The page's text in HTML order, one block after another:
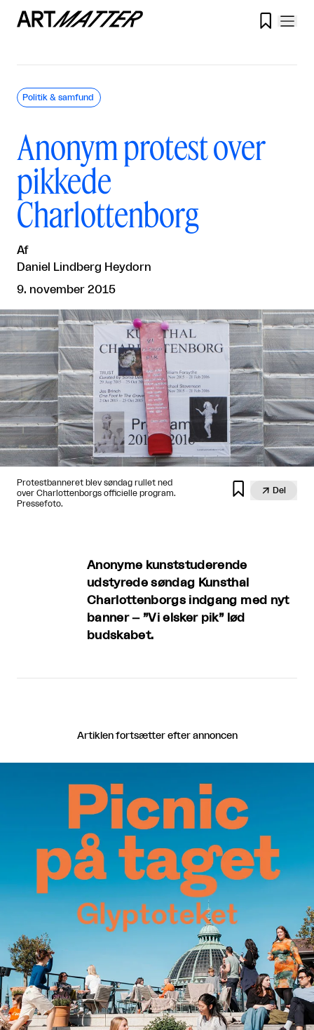

Anonym protest over
pikkede
Charlottenborg
Af
Daniel Lindberg Heydorn
9. november 2015
Politik & samfund
Protestbanneret blev søndag rullet ned
over Charlottenborgs officielle program.
Pressefoto.
  Del
Anonyme kunststuderende
udstyrede søndag Kunsthal
Charlottenborgs indgang med nyt
banner – ”Vi elsker pik” lød
budskabet.
Artiklen fortsætter efter annoncen